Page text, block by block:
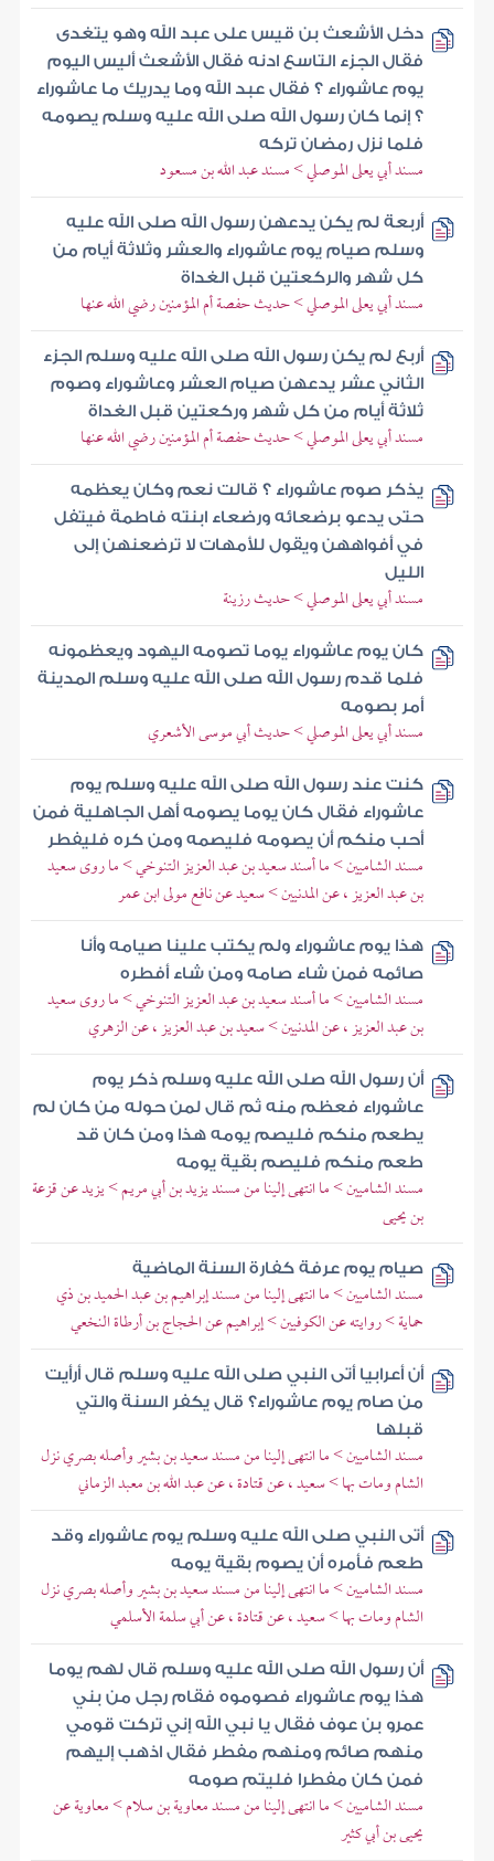
دخل الأشعث بن قيس على عبد الله وهو يتغدى
فقال الجزء التاسع ادنه فقال الأشعث أليس اليوم
يوم عاشوراء ؟ فقال عبد الله وما يدريك ما عاشوراء
؟ إنما كان رسول الله صلى الله عليه وسلم يصومه
فلما نزل رمضان تركه
مسند أبي يعلى الموصلي > مسند عبد الله بن مسعود
أربعة لم يكن يدعهن رسول الله صلى الله عليه
وسلم صيام يوم عاشوراء والعشر وثلاثة أيام من
كل شهر والركعتين قبل الغداة
مسند أبي يعلى الموصلي > حديث حفصة أم المؤمنين رضي الله عنها
أربع لم يكن رسول الله صلى الله عليه وسلم الجزء
الثاني عشر يدعهن صيام العشر وعاشوراء وصوم
ثلاثة أيام من كل شهر وركعتين قبل الغداة
مسند أبي يعلى الموصلي > حديث حفصة أم المؤمنين رضي الله عنها
يذكر صوم عاشوراء ؟ قالت نعم وكان يعظمه
حتى يدعو برضعائه ورضعاء ابنته فاطمة فيتفل
في أفواههن ويقول للأمهات لا ترضعنهن إلى
الليل
مسند أبي يعلى الموصلي > حديث رزينة
كان يوم عاشوراء يوما تصومه اليهود ويعظمونه
فلما قدم رسول الله صلى الله عليه وسلم المدينة
أمر بصومه
مسند أبي يعلى الموصلي > حديث أبي موسى الأشعري
كنت عند رسول الله صلى الله عليه وسلم يوم
عاشوراء فقال كان يوما يصومه أهل الجاهلية فمن
أحب منكم أن يصومه فليصمه ومن كره فليفطر
مسند الشاميين > ما أسند سعيد بن عبد العزيز التنوخي > ما روى سعيد
بن عبد العزيز ، عن المدنيين > سعيد عن نافع مولى ابن عمر
هذا يوم عاشوراء ولم يكتب علينا صيامه وأنا
صائمه فمن شاء صامه ومن شاء أفطره
مسند الشاميين > ما أسند سعيد بن عبد العزيز التنوخي > ما روى سعيد
بن عبد العزيز ، عن المدنيين > سعيد بن عبد العزيز ، عن الزهري
أن رسول الله صلى الله عليه وسلم ذكر يوم
عاشوراء فعظم منه ثم قال لمن حوله من كان لم
يطعم منكم فليصم يومه هذا ومن كان قد
طعم منكم فليصم بقية يومه
مسند الشاميين > ما انتهى إلينا من مسند يزيد بن أبي مريم > يزيد عن قزعة
بن يحيى
صيام يوم عرفة كفارة السنة الماضية
مسند الشاميين > ما انتهى إلينا من مسند إبراهيم بن عبد الحميد بن ذي
حماية > روايته عن الكوفيين > إبراهيم عن الحجاج بن أرطاة النخعي
أن أعرابيا أتى النبي صلى الله عليه وسلم قال أرأيت
من صام يوم عاشوراء؟ قال يكفر السنة والتي
قبلها
مسند الشاميين > ما انتهى إلينا من مسند سعيد بن بشير وأصله بصري نزل
الشام ومات بها > سعيد ، عن قتادة ، عن عبد الله بن معبد الزماني
أتى النبي صلى الله عليه وسلم يوم عاشوراء وقد
طعم فأمره أن يصوم بقية يومه
مسند الشاميين > ما انتهى إلينا من مسند سعيد بن بشير وأصله بصري نزل
الشام ومات بها > سعيد ، عن قتادة ، عن أبي سلمة الأسلمي
أن رسول الله صلى الله عليه وسلم قال لهم يوما
هذا يوم عاشوراء فصوموه فقام رجل من بني
عمرو بن عوف فقال يا نبي الله إني تركت قومي
منهم صائم ومنهم مفطر فقال اذهب إليهم
فمن كان مفطرا فليتم صومه
مسند الشاميين > ما انتهى إلينا من مسند معاوية بن سلام > معاوية عن
يحيى بن أبي كثير